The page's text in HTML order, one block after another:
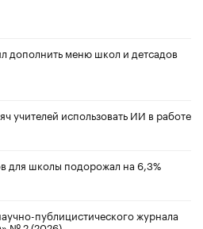
дополнить меню школ и детсадов
учителей использовать ИИ в работе
для школы подорожал на 6,3%
публицистического журнала